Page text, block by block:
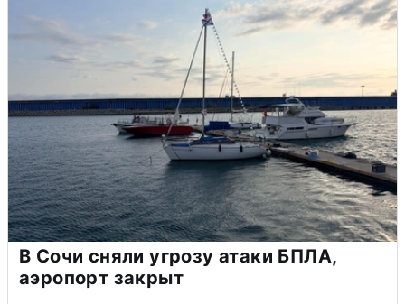
В Сочи сняли угрозу атаки БПЛА,
аэропорт закрыт